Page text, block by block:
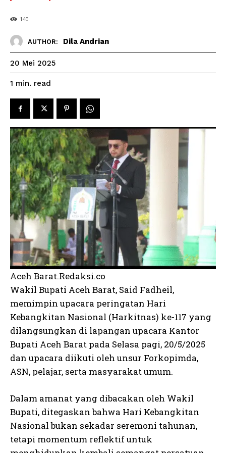
140
AUTHOR: Dila Andrian
20 Mei 2025
1 min. read
Aceh Barat.Redaksi.co
Wakil Bupati Aceh Barat, Said Fadheil,
memimpin upacara peringatan Hari
Kebangkitan Nasional (Harkitnas) ke-117 yang
dilangsungkan di lapangan upacara Kantor
Bupati Aceh Barat pada Selasa pagi, 20/5/2025
dan upacara diikuti oleh unsur Forkopimda,
ASN, pelajar, serta masyarakat umum.
Dalam amanat yang dibacakan oleh Wakil
Bupati, ditegaskan bahwa Hari Kebangkitan
Nasional bukan sekadar seremoni tahunan,
tetapi momentum reflektif untuk